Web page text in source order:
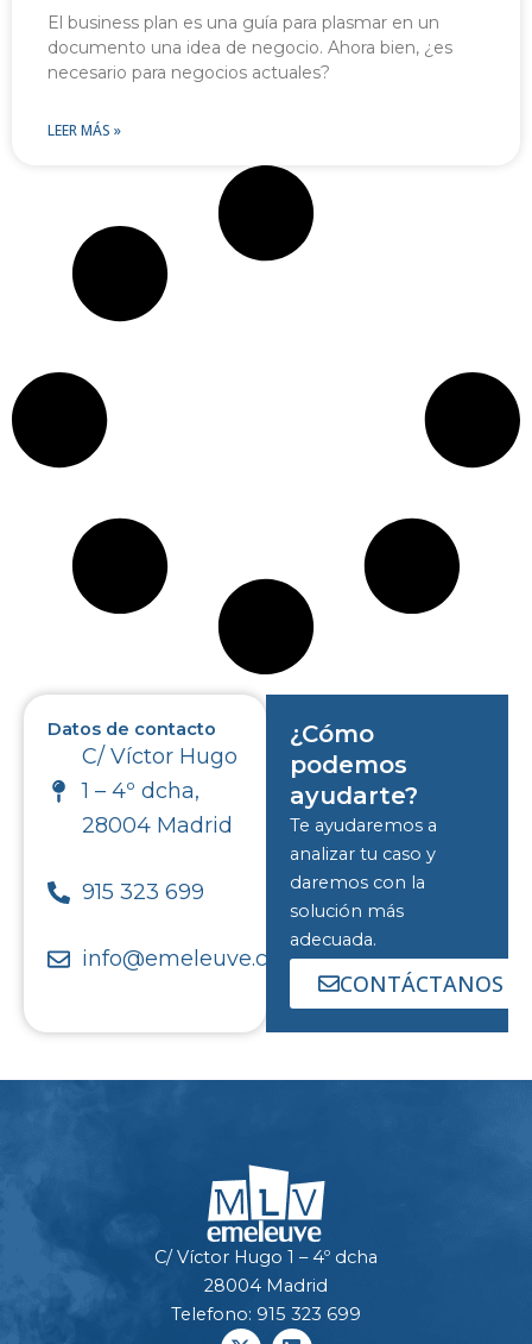
El business plan es una guía para plasmar en un
documento una idea de negocio. Ahora bien, ¿es
necesario para negocios actuales?
LEER MÁS »
Datos de contacto
C/ Víctor Hugo
1 – 4º dcha,
28004 Madrid
915 323 699
info@emeleuve.com
¿Cómo
podemos
ayudarte?
Te ayudaremos a
analizar tu caso y
daremos con la
solución más
adecuada.
CONTÁCTANOS
C/ Víctor Hugo 1 – 4º dcha
28004 Madrid
Telefono: 915 323 699
X L